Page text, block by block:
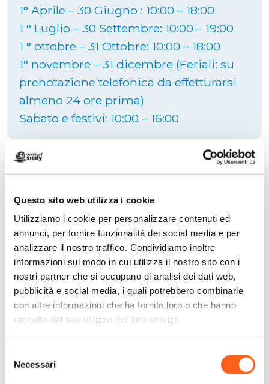
Questo sito web utilizza i cookie
Utilizziamo i cookie per personalizzare contenuti ed
annunci, per fornire funzionalità dei social media e per
analizzare il nostro traffico. Condividiamo inoltre
informazioni sul modo in cui utilizza il nostro sito con i
nostri partner che si occupano di analisi dei dati web,
pubblicità e social media, i quali potrebbero combinarle
con altre informazioni che ha fornito loro o che hanno
raccolto dal suo utilizzo dei loro servizi.
delNecessari
Contatti:
Telefono+39 320 928 5141
Sito web
Come arrivare
1° Aprile – 30 Giugno : 10:00 – 18:00
1 ° Luglio – 30 Settembre: 10:00 – 19:00
1 ° ottobre – 31 Ottobre: 10:00 – 18:00
1° novembre – 31 dicembre (Feriali: su
prenotazione telefonica da effetturarsi
almeno 24 ore prima)
Sabato e festivi: 10:00 – 16:00